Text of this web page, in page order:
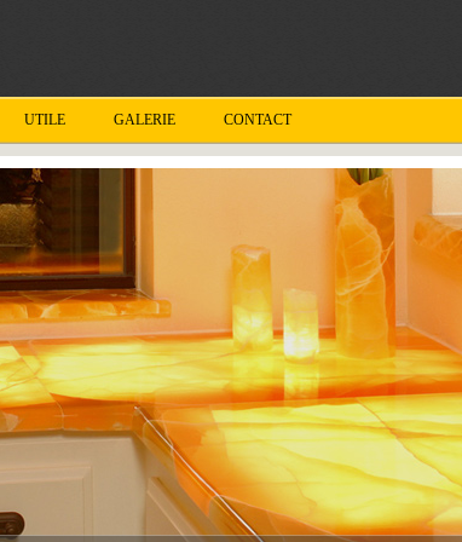
UTILE GALERIE CONTACT